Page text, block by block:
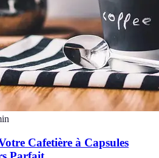
Cafetière à Capsules